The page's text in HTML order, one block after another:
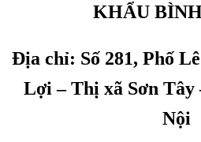
KHẨU
Địa chỉ: Số 281, Phố
Lợi – Thị xã Sơn Tây
Nội